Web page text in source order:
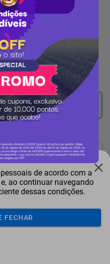
Laguna 16 Peças
de acordo com a
e, ao continuar navegando
dessas condições.
FECHAR